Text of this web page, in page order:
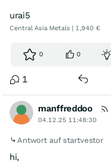
urai5
Central Asia Metals | 1,940 €
0 0
1
manffreddoo
04.12.25 11:48:30
Antwort auf startvestor
hi,